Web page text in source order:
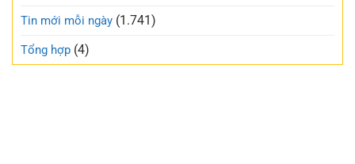
Tin mới mỗi ngày (1.741)
Tổng hợp (4)